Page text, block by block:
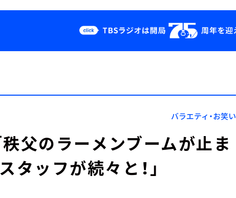
Podcast
YouTube
会社情報
バラエティ・お笑い
父のラーメンブームが止ま
タッフが続々と！」